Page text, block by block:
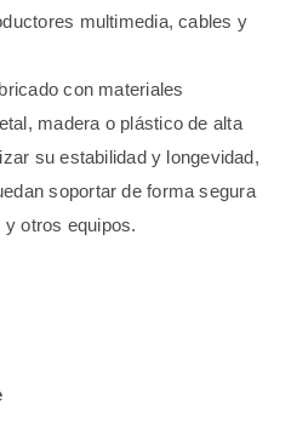
multimedia, cables y
con materiales
madera o plástico de alta
su estabilidad y longevidad,
soportar de forma segura
otros equipos.